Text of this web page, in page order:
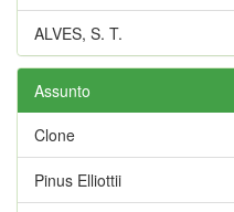
ALVES, S. T.
Assunto
Clone
Pinus Elliottii